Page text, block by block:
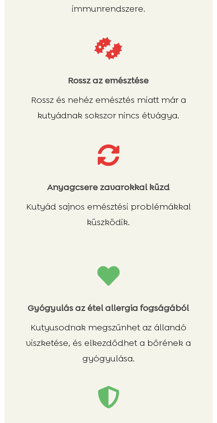
immunrendszere.

Rossz az emésztése
Rossz és nehéz emésztés miatt már a
kutyádnak sokszor nincs étvágya.

Anyagcsere zavarokkal küzd
Kutyád sajnos emésztési problémákkal
küszködik.

Gyógyulás az étel allergia fogságából
Kutyusodnak megszűnhet az állandó
viszketése, és elkezdődhet a bőrének a
gyógyulása.
